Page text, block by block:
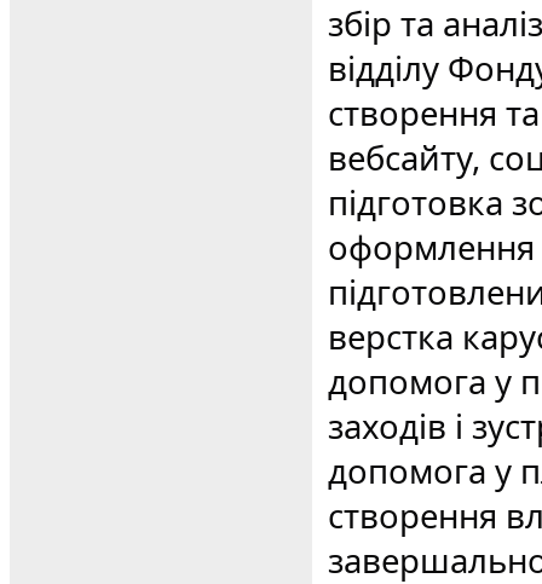
збір та
відділу
створення
вебсайту,
підготовка
оформлення
верстка
допомога у
заходів і
допомога у
створення